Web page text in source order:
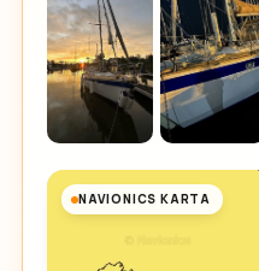
NAVIONICS KARTA